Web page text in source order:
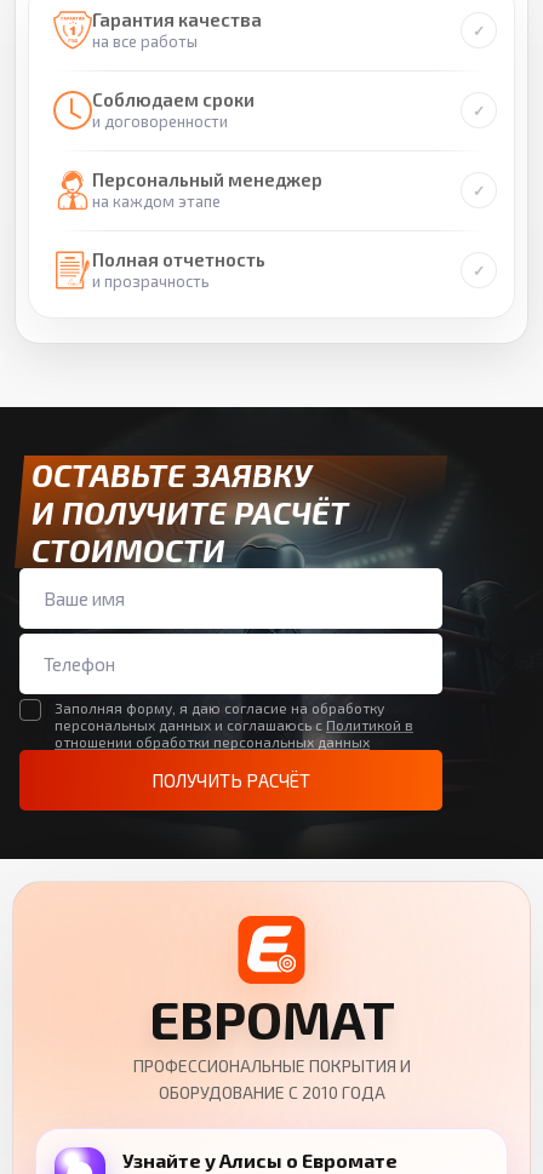
Гарантия качества
на все работы
Соблюдаем сроки
и договоренности
Персональный менеджер
на каждом этапе
Полная отчетность
и прозрачность
ОСТАВЬТЕ ЗАЯВКУ
И ПОЛУЧИТЕ РАСЧЁТ
СТОИМОСТИ
Заполняя форму, я даю согласие на обработку
персональных данных и соглашаюсь с Политикой в
отношении обработки персональных данных
ПОЛУЧИТЬ РАСЧЁТ
ЕВРОМАТ
ПРОФЕССИОНАЛЬНЫЕ ПОКРЫТИЯ И
ОБОРУДОВАНИЕ С 2010 ГОДА
Узнайте у Алисы о Евромате